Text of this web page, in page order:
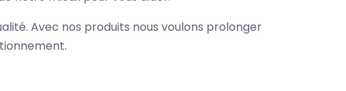
Avec nos produits nous voulons prolonger